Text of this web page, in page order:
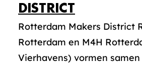
DISTRICT
Rotterdam Makers District
Rotterdam en M4H
Vierhavens) vormen